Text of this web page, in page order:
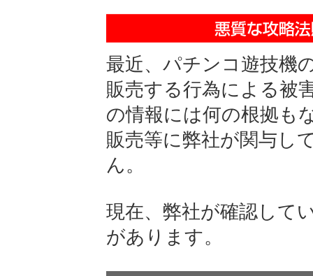
最近、パチンコ遊技機
販売する行為による被
の情報には何の根拠も
販売等に弊社が関与し
ん。
現在、弊社が確認して
があります。